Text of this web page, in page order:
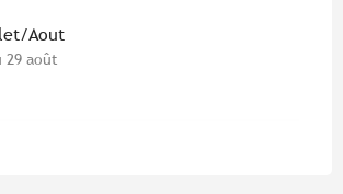
Aout
29 août